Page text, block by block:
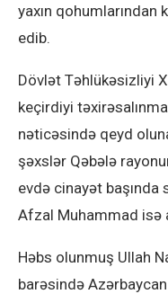
yaxın
edib.
Dövlət Təhlükəsizliyi
keçirdiyi
nəticəsində qeyd
şəxslər Qəbələ
evdə cinayət başında
Afzal Muhammad isə
Həbs olunmuş Ullah
barəsində